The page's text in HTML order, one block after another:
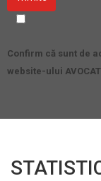
Confirm că sunt de
website-ului